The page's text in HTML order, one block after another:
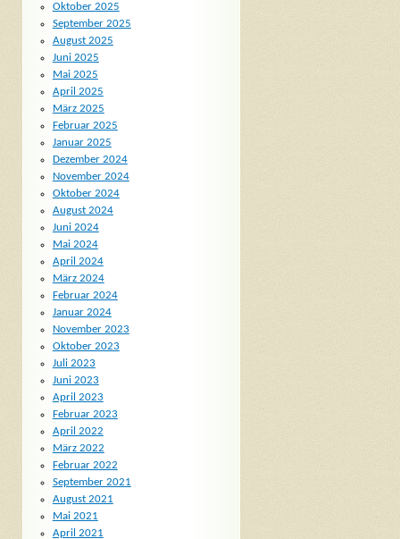
Oktober 2025
September 2025
August 2025
Juni 2025
Mai 2025
April 2025
März 2025
Februar 2025
Januar 2025
Dezember 2024
November 2024
Oktober 2024
August 2024
Juni 2024
Mai 2024
April 2024
März 2024
Februar 2024
Januar 2024
November 2023
Oktober 2023
Juli 2023
Juni 2023
April 2023
Februar 2023
April 2022
März 2022
Februar 2022
September 2021
August 2021
Mai 2021
April 2021